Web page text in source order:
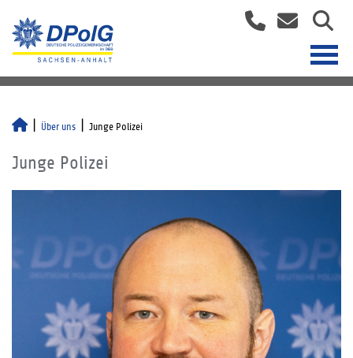
Über uns Junge Polizei
Junge Polizei